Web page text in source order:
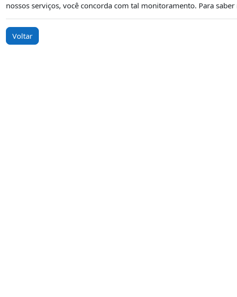
nossos serviços, você concorda com tal monitoramento. Para saber
Voltar